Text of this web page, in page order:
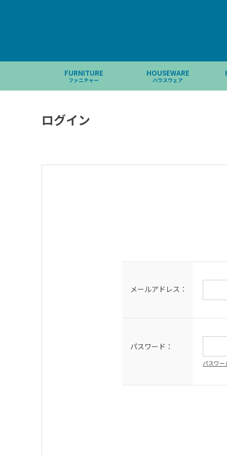
FURNITURE
ファニチャー
HOUSEWARE
ハウスウェア
ログイン
メールアドレス：
パスワード：
パスワ